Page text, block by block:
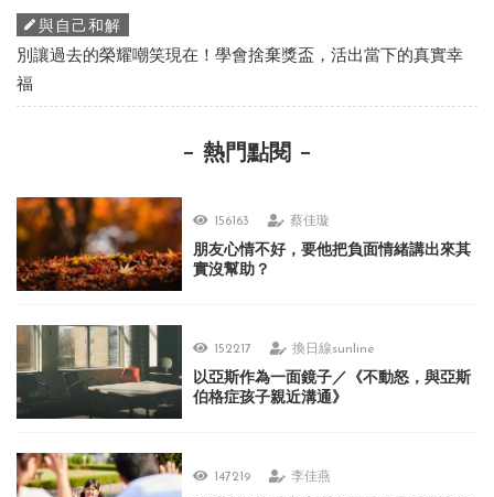
與自己和解
別讓過去的榮耀嘲笑現在！學會捨棄獎盃，活出當下的真實幸
福
熱門點閱
156163 蔡佳璇
朋友心情不好，要他把負面情緒講出來其
實沒幫助？
152217 換日線sunline
以亞斯作為一面鏡子／《不動怒，與亞斯
伯格症孩子親近溝通》
147219 李佳燕